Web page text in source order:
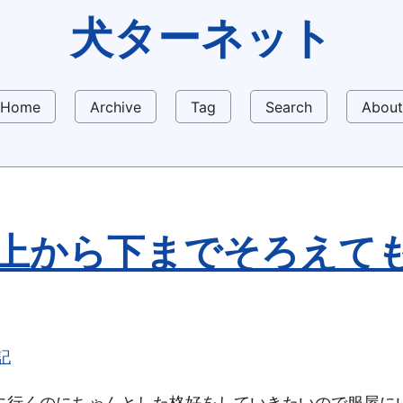
犬ターネット
Home Archive Tag Search About
から下までそろえて